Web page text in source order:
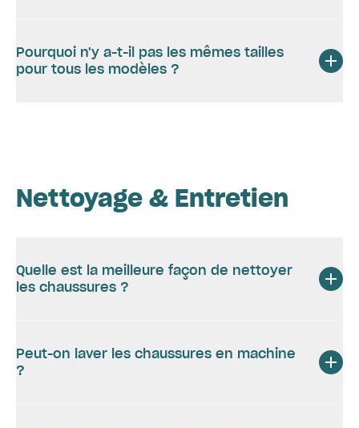
Pourquoi n'y a-t-il pas les mêmes tailles
pour tous les modèles ?
Nettoyage & Entretien
Quelle est la meilleure façon de nettoyer
les chaussures ?
Peut-on laver les chaussures en machine
?